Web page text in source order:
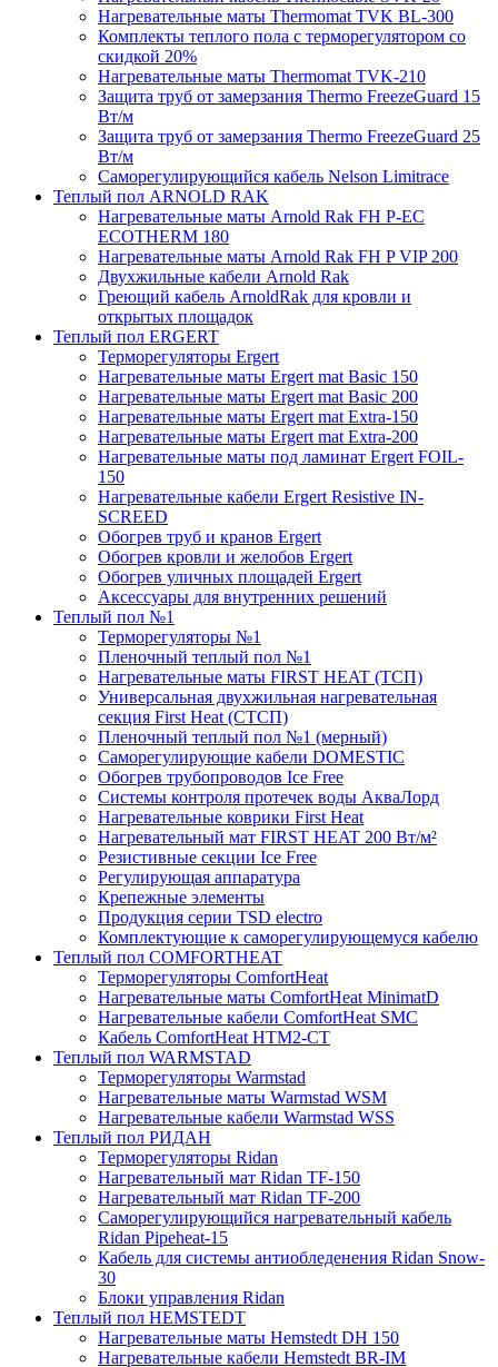
Нагревательные маты Thermomat TVK BL-300
Комплекты теплого пола с терморегулятором со
скидкой 20%
Нагревательные маты Thermomat TVK-210
Защита труб от замерзания Thermo FreezeGuard 15
Вт/м
Защита труб от замерзания Thermo FreezeGuard 25
Вт/м
Саморегулирующийся кабель Nelson Limitrace
Теплый пол ARNOLD RAK
Нагревательные маты Arnold Rak FH P-EC
ECOTHERM 180
Нагревательные маты Arnold Rak FH P VIP 200
Двухжильные кабели Arnold Rak
Греющий кабель ArnoldRak для кровли и
открытых площадок
Теплый пол ERGERT
Терморегуляторы Ergert
Нагревательные маты Ergert mat Basic 150
Нагревательные маты Ergert mat Basic 200
Нагревательные маты Ergert mat Extra-150
Нагревательные маты Ergert mat Extra-200
Нагревательные маты под ламинат Ergert FOIL-
150
Нагревательные кабели Ergert Resistive IN-
SCREED
Обогрев труб и кранов Ergert
Обогрев кровли и желобов Ergert
Обогрев уличных площадей Ergert
Аксессуары для внутренних решений
Теплый пол №1
Терморегуляторы №1
Пленочный теплый пол №1
Нагревательные маты FIRST HEAT (ТСП)
Универсальная двухжильная нагревательная
секция First Heat (СТСП)
Пленочный теплый пол №1 (мерный)
Саморегулирующие кабели DOMESTIC
Обогрев трубопроводов Ice Free
Системы контроля протечек воды АкваЛорд
Нагревательные коврики First Heat
Нагревательный мат FIRST HEAT 200 Вт/м²
Резистивные секции Ice Free
Регулирующая аппаратура
Крепежные элементы
Продукция серии TSD electro
Комплектующие к саморегулирующемуся кабелю
Теплый пол COMFORTHEAT
Терморегуляторы ComfortHeat
Нагревательные маты ComfortHeat MinimatD
Нагревательные кабели ComfortHeat SMC
Кабель ComfortHeat HTM2-CT
Теплый пол WARMSTAD
Терморегуляторы Warmstad
Нагревательные маты Warmstad WSM
Нагревательные кабели Warmstad WSS
Теплый пол РИДАН
Терморегуляторы Ridan
Нагревательный мат Ridan TF-150
Нагревательный мат Ridan TF-200
Саморегулирующийся нагревательный кабель
Ridan Pipeheat-15
Кабель для системы антиобледенения Ridan Snow-
30
Блоки управления Ridan
Теплый пол HEMSTEDT
Нагревательные маты Hemstedt DH 150
Нагревательные кабели Hemstedt BR-IM